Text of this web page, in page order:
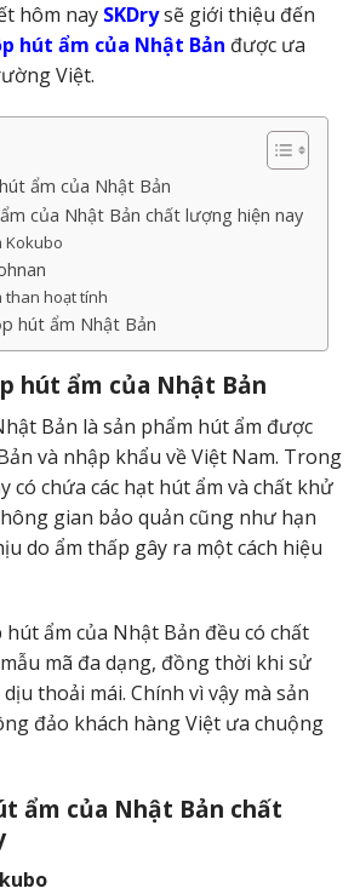
hôm nay SKDrysẽ giới thiệu đến
hút ẩm của Nhật Bản được ưa
Việt.
ẩm của Nhật Bản
của Nhật Bản chất lượng hiện nay
Kokubo
than hoạt tính
hút ẩm Nhật Bản
hút ẩm của Nhật Bản
Bản là sản phẩm hút ẩm được
và nhập khẩu về Việt Nam. Trong
có chứa các hạt hút ẩm và chất khử
gian bảo quản cũng như hạn
do ẩm thấp gây ra một cách hiệu
hút ẩm của Nhật Bản đều có chất
mã đa dạng, đồng thời khi sử
thoải mái. Chính vì vậy mà sản
đảo khách hàng Việt ưa chuộng
ẩm của Nhật Bản chất